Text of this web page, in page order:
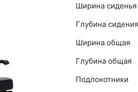
Ширина сиденья
Глубина сидения
Ширина общая
Глубина общая
Подлокотники